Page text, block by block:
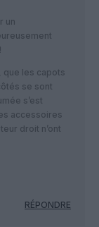
un
que les capots
se sont
s’est
accessoires
droit n’ont
RÉPONDRE